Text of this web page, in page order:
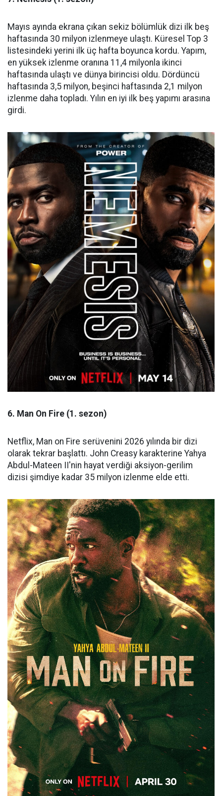
Mayıs ayında ekrana çıkan sekiz bölümlük dizi ilk beş
haftasında 30 milyon izlenmeye ulaştı. Küresel Top 3
listesindeki yerini ilk üç hafta boyunca kordu. Yapım,
en yüksek izlenme oranına 11,4 milyonla ikinci
haftasında ulaştı ve dünya birincisi oldu. Dördüncü
haftasında 3,5 milyon, beşinci haftasında 2,1 milyon
izlenme daha topladı. Yılın en iyi ilk beş yapımı arasına
girdi.
6. Man On Fire (1. sezon)
Netflix, Man on Fire serüvenini 2026 yılında bir dizi
olarak tekrar başlattı. John Creasy karakterine Yahya
Abdul-Mateen II'nin hayat verdiği aksiyon-gerilim
dizisi şimdiye kadar 35 milyon izlenme elde etti.